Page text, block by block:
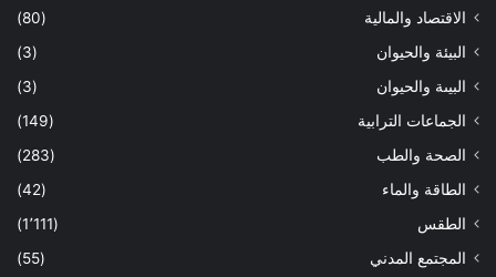
الاقتصاد والمالية
(80)
البيئة والحيوان
(3)
البيىة والحيوان
(3)
الجماعات الترابية
(149)
الصحة والطب
(283)
الطاقة والماء
(42)
الطقس
(1٬111)
المجتمع المدني
(55)